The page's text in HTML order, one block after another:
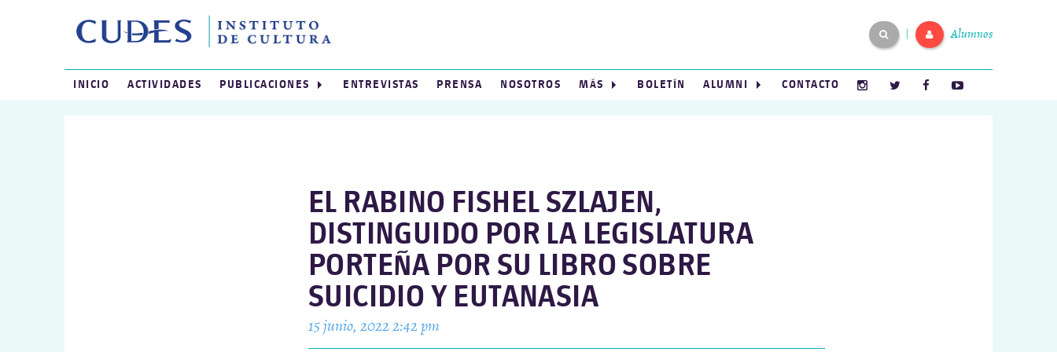
Alumnos
INICIO ACTIVIDADES PUBLICACIONES ENTREVISTAS PRENSA NOSOTROS MÁS BOLETÍN ALUMNI CONTACTO
EL RABINO FISHEL SZLAJEN,
DISTINGUIDO POR LA LEGISLATURA
PORTEÑA POR SU LIBRO SOBRE
SUICIDIO Y EUTANASIA
15 junio, 2022 2:42 pm